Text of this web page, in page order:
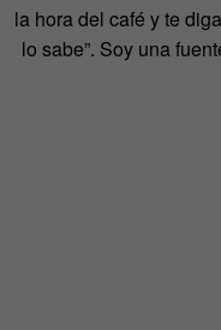
la hora del café y te
lo sabe”. Soy una